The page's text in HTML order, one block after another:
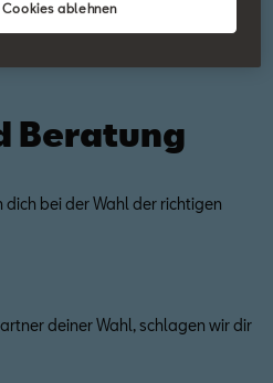
Beratung
bei der Wahl der richtigen
deiner Wahl, schlagen wir dir
ablehnen